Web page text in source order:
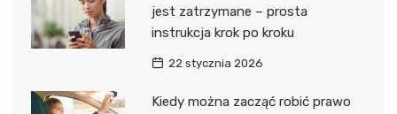
jest zatrzymane – prosta
instrukcja krok po kroku
22 stycznia 2026
Kiedy można zacząć robić prawo